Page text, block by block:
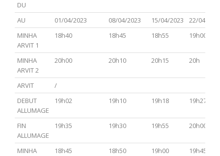
Hamoed
DU
AU 01/04/2023 08/04/2023 15/04/2023
22/04/
MINHA
ARVIT 1
18h40 18h45 18h55 19h00
MINHA
ARVIT 2
20h00 20h10 20h15 20h
ARVIT
/
DEBUT
ALLUMAGE
19h02 19h10 19h18 19h27
FIN
ALLUMAGE
19h35 19h30 19h55 20h00
MINHA 18h45 18h50 19h00 19h45